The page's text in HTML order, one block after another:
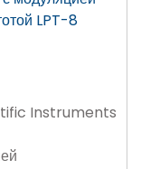
Instruments